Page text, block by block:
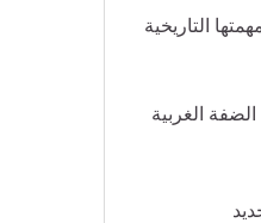
التاريخية
الغربية